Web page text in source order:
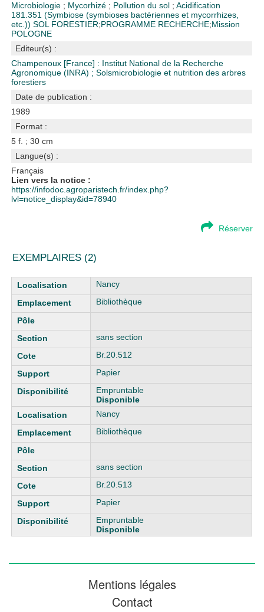
Microbiologie ; Mycorhizé ; Pollution du sol ;Acidification
181.351 (Symbiose (symbioses bactériennes et mycorrhizes,
etc.))SOL FORESTIER;PROGRAMME RECHERCHE;Mission
POLOGNE
Editeur(s) :
Champenoux [France] : Institut National de la Recherche
Agronomique (INRA) ;Solsmicrobiologie et nutrition des arbres
forestiers
Date de publication :
1989
Format :
5 f. ; 30 cm
Langue(s) :
Français
Lien vers la notice :
https://infodoc.agroparistech.fr/index.php?
lvl=notice_display&id=78940
Réserver
EXEMPLAIRES (2)
Liste des exemplaires
Nancy
Bibliothèque
sans section
Br.20.512
Papier
Empruntable
Disponible
Nancy
Bibliothèque
sans section
Br.20.513
Papier
Empruntable
Disponible
Mentions légales
Contact